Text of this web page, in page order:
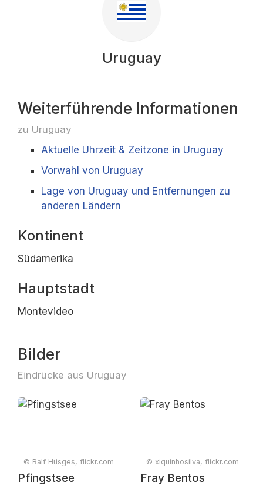
Uruguay
Weiterführende Informationen
zu Uruguay
Aktuelle Uhrzeit & Zeitzone in Uruguay
Vorwahl von Uruguay
Lage von Uruguay und Entfernungen zu
anderen Ländern
Kontinent
Südamerika
Hauptstadt
Montevideo
Bilder
Eindrücke aus Uruguay
© Ralf Hüsges, flickr.com
Pfingstsee
© xiquinhosilva, flickr.com
Fray Bentos